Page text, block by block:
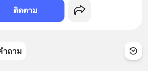
ติดตาม
ำถาม